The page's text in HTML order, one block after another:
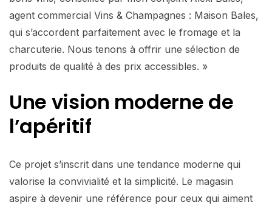
agent commercial Vins & Champagnes : Maison Bales,
qui s’accordent parfaitement avec le fromage et la
charcuterie. Nous tenons à offrir une sélection de
produits de qualité à des prix accessibles. »
Une vision moderne de
l’apéritif
Ce projet s’inscrit dans une tendance moderne qui
valorise la convivialité et la simplicité. Le magasin
aspire à devenir une référence pour ceux qui aiment